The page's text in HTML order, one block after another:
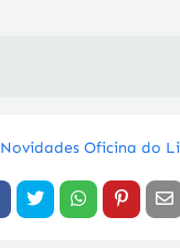
Novidades Oficina do